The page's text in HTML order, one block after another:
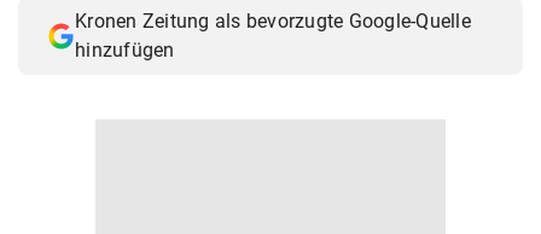
Kronen Zeitung als bevorzugte Google-Quelle
hinzufügen